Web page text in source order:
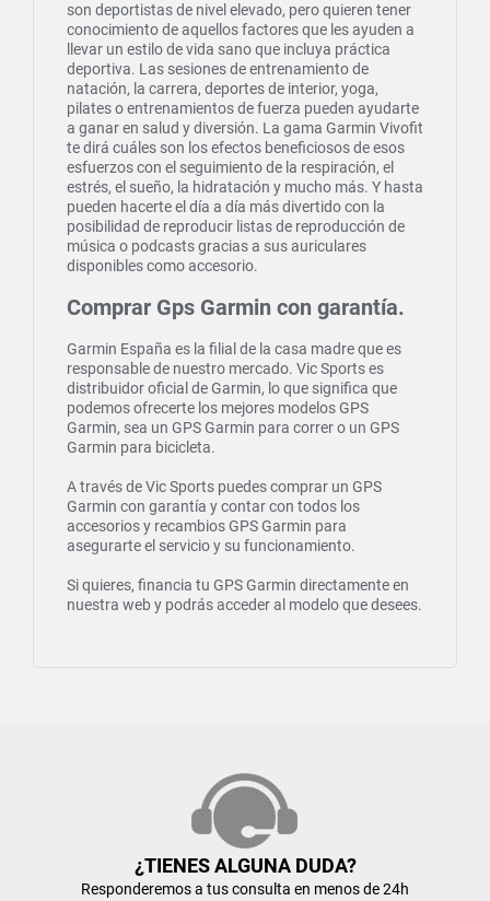
son deportistas de nivel elevado, pero quieren tener
conocimiento de aquellos factores que les ayuden a
llevar un estilo de vida sano que incluya práctica
deportiva. Las sesiones de entrenamiento de
natación, la carrera, deportes de interior, yoga,
pilates o entrenamientos de fuerza pueden ayudarte
a ganar en salud y diversión. La gama Garmin Vivofit
te dirá cuáles son los efectos beneficiosos de esos
esfuerzos con el seguimiento de la respiración, el
estrés, el sueño, la hidratación y mucho más. Y hasta
pueden hacerte el día a día más divertido con la
posibilidad de reproducir listas de reproducción de
música o podcasts gracias a sus auriculares
disponibles como accesorio.
Comprar Gps Garmin con garantía.
Garmin España es la filial de la casa madre que es
responsable de nuestro mercado. Vic Sports es
distribuidor oficial de Garmin, lo que significa que
podemos ofrecerte los mejores modelos GPS
Garmin, sea un GPS Garmin para correr o un GPS
Garmin para bicicleta.
A través de Vic Sports puedes comprar un GPS
Garmin con garantía y contar con todos los
accesorios y recambios GPS Garmin para
asegurarte el servicio y su funcionamiento.
Si quieres, financia tu GPS Garmin directamente en
nuestra web y podrás acceder al modelo que desees.
¿TIENES ALGUNA DUDA?
Responderemos a tus consulta en menos de 24h